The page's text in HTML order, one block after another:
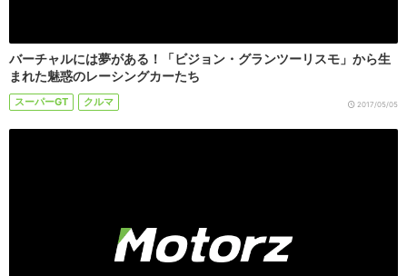
バーチャルには夢がある！「ビジョン・グランツーリスモ」から生
まれた魅惑のレーシングカーたち
スーパーGT クルマ 2017/05/05